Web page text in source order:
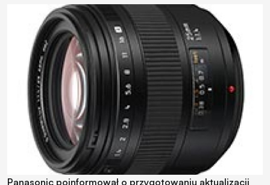
Panasonic poinformował o przygotowaniu aktualizacji